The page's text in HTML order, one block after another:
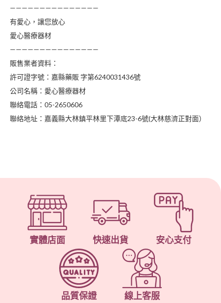
———————————————
有愛心，讓您放心
愛心醫療器材
———————————————
販售業者資料：
許可證字號：嘉縣藥販 字第6240031436號
公司名稱：愛心醫療器材
聯絡電話：05-2650606
聯絡地址：嘉義縣大林鎮平林里下潭底23-6號(大林慈濟正對面）
實體店面 快速出貨 安心支付
品質保證 線上客服